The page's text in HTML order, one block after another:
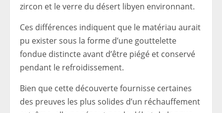
zircon et le verre du désert libyen environnant.
Ces différences indiquent que le matériau aurait
pu exister sous la forme d’une gouttelette
fondue distincte avant d’être piégé et conservé
pendant le refroidissement.
Bien que cette découverte fournisse certaines
des preuves les plus solides d’un réchauffement